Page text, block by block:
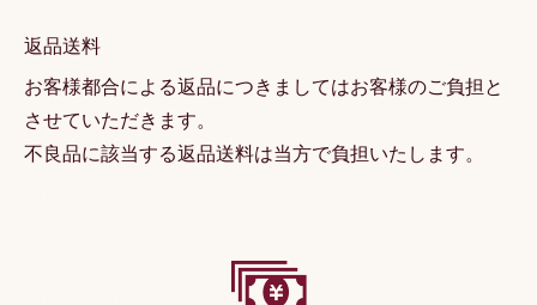
返品送料
お客様都合による返品につきましてはお客様のご負担と
させていただきます。
不良品に該当する返品送料は当方で負担いたします。